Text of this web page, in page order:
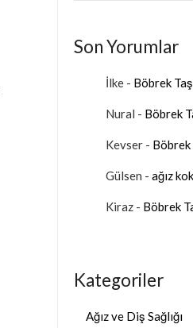
Son Yorumlar
İlke- Böbrek
Nural - Böbrek
Kevser- Böbrek
Gülsen - ağız
Kiraz- Böbrek
Kategoriler
Ağız ve Diş Sağlığı